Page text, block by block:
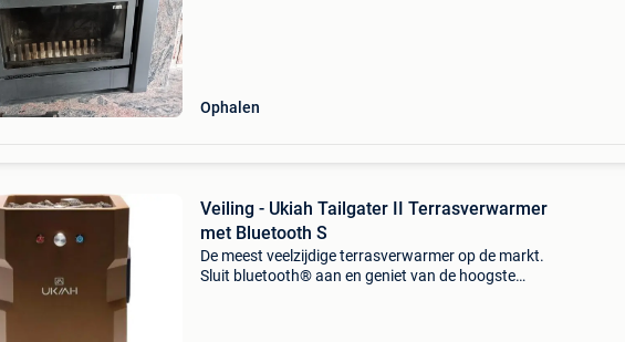
Ophalen
Veiling - Ukiah Tailgater II Terrasverwarmer
met Bluetooth S
De meest veelzijdige terrasverwarmer op de markt.
Sluit bluetooth® aan en geniet van de hoogste